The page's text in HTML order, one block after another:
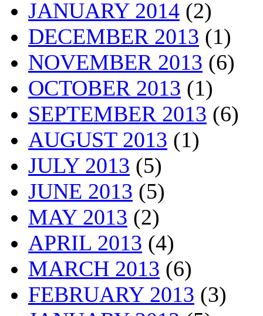
JANUARY 2014 (2)
DECEMBER 2013 (1)
NOVEMBER 2013 (6)
OCTOBER 2013 (1)
SEPTEMBER 2013 (6)
AUGUST 2013 (1)
JULY 2013 (5)
JUNE 2013 (5)
MAY 2013 (2)
APRIL 2013 (4)
MARCH 2013 (6)
FEBRUARY 2013 (3)